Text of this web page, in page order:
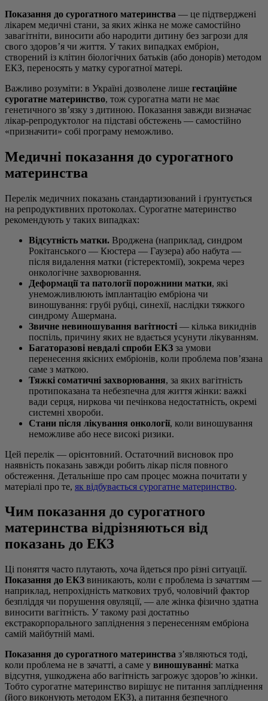
Показання до сурогатного материнства — це підтверджені
лікарем медичні стани, за яких жінка не може самостійно
завагітніти, виносити або народити дитину без загрози для
свого здоров’я чи життя. У таких випадках ембріон,
створений із клітин біологічних батьків (або донорів) методом
ЕКЗ, переносять у матку сурогатної матері.
Важливо розуміти: в Україні дозволене лише гестаційне
сурогатне материнство, тож сурогатна мати не має
генетичного зв’язку з дитиною. Показання завжди визначає
лікар-репродуктолог на підставі обстежень — самостійно
«призначити» собі програму неможливо.
Медичні показання до сурогатного
материнства
Перелік медичних показань стандартизований і ґрунтується
на репродуктивних протоколах. Сурогатне материнство
рекомендують у таких випадках:
Відсутність матки. Вроджена (наприклад, синдром
Рокітанського — Кюстера — Гаузера) або набута —
після видалення матки (гістеректомії), зокрема через
онкологічне захворювання.
Деформації та патології порожнини матки, які
унеможливлюють імплантацію ембріона чи
виношування: грубі рубці, синехії, наслідки тяжкого
синдрому Ашермана.
Звичне невиношування вагітності — кілька викиднів
поспіль, причину яких не вдається усунути лікуванням.
Багаторазові невдалі спроби ЕКЗ за умови
перенесення якісних ембріонів, коли проблема пов’язана
саме з маткою.
Тяжкі соматичні захворювання, за яких вагітність
протипоказана та небезпечна для життя жінки: важкі
вади серця, ниркова чи печінкова недостатність, окремі
системні хвороби.
Стани після лікування онкології, коли виношування
неможливе або несе високі ризики.
Цей перелік — орієнтовний. Остаточний висновок про
наявність показань завжди робить лікар після повного
обстеження. Детальніше про сам процес можна почитати у
матеріалі про те, як відбувається сурогатне материнство.
Чим показання до сурогатного
материнства відрізняються від
показань до ЕКЗ
Ці поняття часто плутають, хоча йдеться про різні ситуації.
Показання до ЕКЗ виникають, коли є проблема із зачаттям —
наприклад, непрохідність маткових труб, чоловічий фактор
безпліддя чи порушення овуляції, — але жінка фізично здатна
виносити вагітність. У такому разі достатньо
екстракорпорального запліднення з перенесенням ембріона
самій майбутній мамі.
Показання до сурогатного материнства з’являються тоді,
коли проблема не в зачатті, а саме у виношуванні: матка
відсутня, ушкоджена або вагітність загрожує здоров’ю жінки.
Тобто сурогатне материнство вирішує не питання запліднення
(його виконують методом ЕКЗ), а питання безпечного